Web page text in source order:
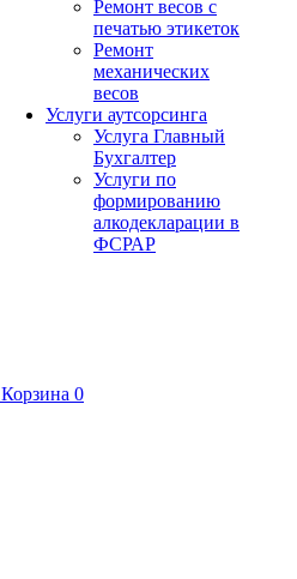
Ремонт весов с
печатью этикеток
Ремонт
механических
весов
Услуги аутсорсинга
Услуга Главный
Бухгалтер
Услуги по
формированию
алкодекларации в
ФСРАР
Корзина 0